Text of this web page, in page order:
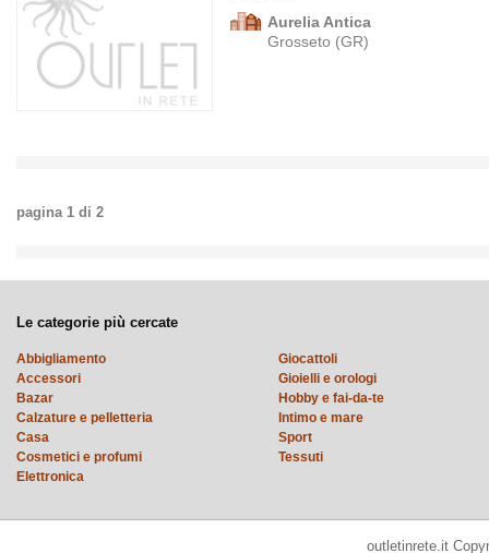
Aurelia Antica
Grosseto (GR)
pagina 1 di 2
Le categorie più cercate
Abbigliamento
Accessori
Bazar
Calzature e pelletteria
Casa
Cosmetici e profumi
Elettronica
Giocattoli
Gioielli e orologi
Hobby e fai-da-te
Intimo e mare
Sport
Tessuti
outletinrete.it